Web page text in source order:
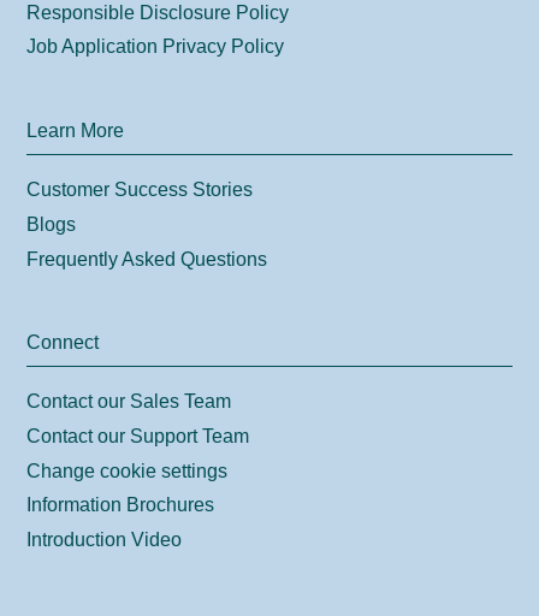
Responsible Disclosure Policy
Job Application Privacy Policy
Learn More
Customer Success Stories
Blogs
Frequently Asked Questions
Connect
Contact our Sales Team
Contact our Support Team
Change cookie settings
Information Brochures
Introduction Video